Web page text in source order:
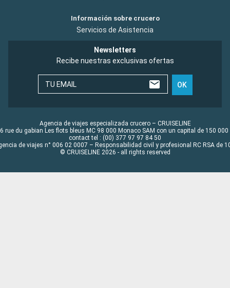
Información sobre crucero
Servicios de Asistencia
Newsletters
Recibe nuestras exclusivas ofertas
TU EMAIL OK
Agencia de viajes especializada crucero – CRUISELINE
rue du gabian Les flots bleus MC 98 000 Monaco SAM con un capital de 150 000
contact tel : (00) 377 97 97 84 50
de viajes n° 006 02 0007 – Responsabilidad civil y profesional RC RSA de
© CRUISELINE 2026 - all rights reserved